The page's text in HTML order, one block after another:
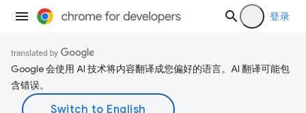
登录
Google 会使用 AI 技术将内容翻译成您偏好的语言。AI 翻译可能包
含错误。